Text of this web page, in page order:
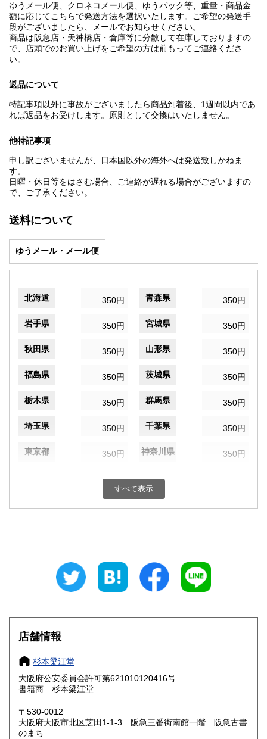
ゆうメール便、クロネコメール便、ゆうパック等、重量・商品金
額に応じてこちらで発送方法を選択いたします。ご希望の発送手
段がございましたら、メールでお知らせください。
商品は阪急店・天神橋店・倉庫等に分散して在庫しておりますの
で、店頭でのお買い上げをご希望の方は前もってご連絡くださ
い。
返品について
特記事項以外に事故がございましたら商品到着後、1週間以内であ
れば返品をお受けします。原則として交換はいたしません。
他特記事項
申し訳ございませんが、日本国以外の海外へは発送致しかねま
す。
日曜・休日等をはさむ場合、ご連絡が遅れる場合がございますの
で、ご了承ください。
送料について
ゆうメール・メール便
北海道 350円 青森県 350円
岩手県 350円 宮城県 350円
秋田県 350円 山形県 350円
福島県 350円 茨城県 350円
栃木県 350円 群馬県 350円
埼玉県 350円 千葉県 350円
東京都 350円 神奈川県 350円
350円 富山県
350円 三重県
大阪府
奈良県
鳥取県 350円 島根県
岡山県
山口県
すべて表示
店舗情報
杉本梁江堂
大阪府公安委員会許可第621010120416号
書籍商 杉本梁江堂
〒530-0012
大阪府大阪市北区芝田1-1-3 阪急三番街南館一階 阪急古書
のまち